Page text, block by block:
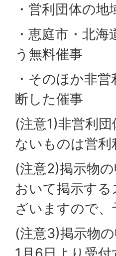
・営利団体の
・恵庭市・北
う無料催事
・そのほか非
断した催事
(注意1)非営利
ないものは営
(注意2)掲示物
おいて掲示す
ざいますので
(注意3)掲示物